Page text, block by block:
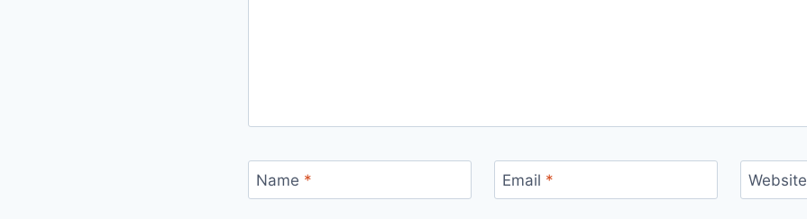
Name * Email * Website